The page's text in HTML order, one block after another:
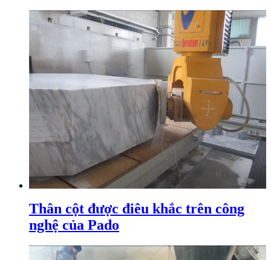
Thân cột được điêu khắc trên công
nghệ của Pado